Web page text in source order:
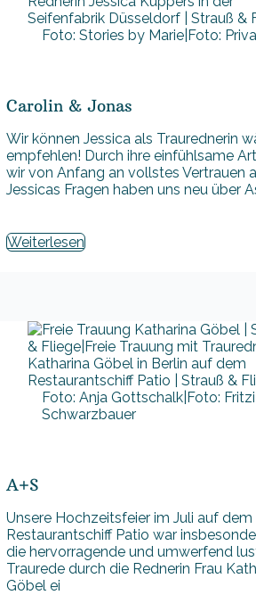
Foto: Stories by Marie|Foto:
Carolin & Jonas
Wir können Jessica als Traurednerin
empfehlen! Durch ihre einfühlsame
wir von Anfang an vollstes Vertrauen
Jessicas Fragen haben uns neu über
Weiterlesen
Foto: Anja Gottschalk|Foto: Fritzi
Schwarzbauer
A+S
Unsere Hochzeitsfeier im Juli auf dem
Restaurantschiff Patio war
die hervorragende und umwerfend
Traurede durch die Rednerin Frau
Göbel ei